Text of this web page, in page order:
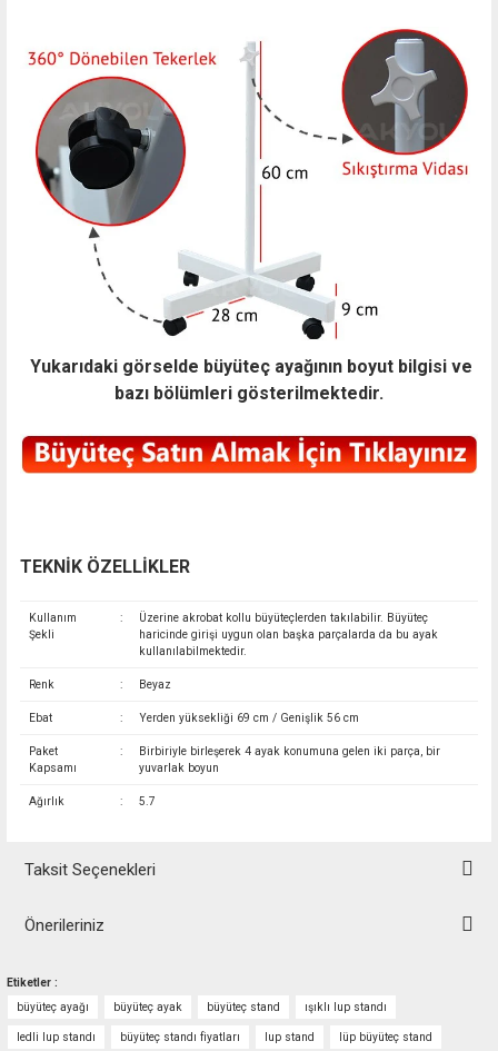
Yukarıdaki görselde büyüteç ayağının boyut bilgisi ve
bazı bölümleri gösterilmektedir.
TEKNİK ÖZELLİKLER
Kullanım
Şekli
:
Üzerine akrobat kollu büyüteçlerden takılabilir. Büyüteç
haricinde girişi uygun olan başka parçalarda da bu ayak
kullanılabilmektedir.
Renk : Beyaz
Ebat : Yerden yüksekliği 69 cm / Genişlik 56 cm
Paket
Kapsamı
:
Birbiriyle birleşerek 4 ayak konumuna gelen iki parça, bir
yuvarlak boyun
Ağırlık : 5.7
Taksit Seçenekleri
Önerileriniz
yetersiz gördüğünüz noktaları öneri formunu kullanarak tarafımıza
iletebilirsiniz.
Görüş ve önerileriniz için teşekkür ederiz.
Etiketler :
büyüteç ayağı
büyüteç ayak büyüteç stand ışıklı lup standı
ledli lup standı büyüteç standı fiyatları lup stand lüp büyüteç stand